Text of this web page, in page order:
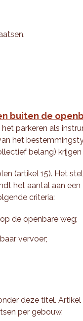
buiten de
parkeren als
het
belang)
(artikel 15). Het
het aantal aan
criteria:
de openbare weg;
vervoer;
deze titel.
per gebouw.